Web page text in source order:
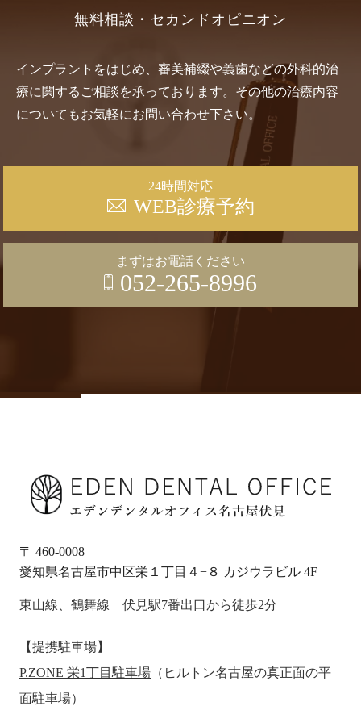
無料相談・セカンドオピニオン
インプラントをはじめ、審美補綴や義歯などの外科的治
療に関するご相談を承っております。その他の治療内容
についてもお気軽にお問い合わせ下さい。
24時間対応
WEB診療予約
まずはお電話ください
052-265-8996
〒 460-0008
愛知県名古屋市中区栄１丁目４−８ カジウラビル 4F
東山線、鶴舞線 伏見駅7番出口から徒歩2分
【提携駐車場】
P.ZONE 栄1丁目駐車場 （ヒルトン名古屋の真正面の平
面駐車場）